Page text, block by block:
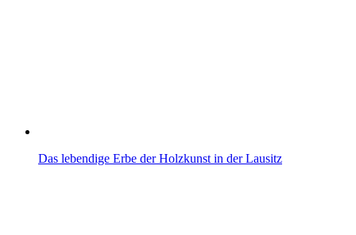
Das lebendige Erbe der Holzkunst in der Lausitz